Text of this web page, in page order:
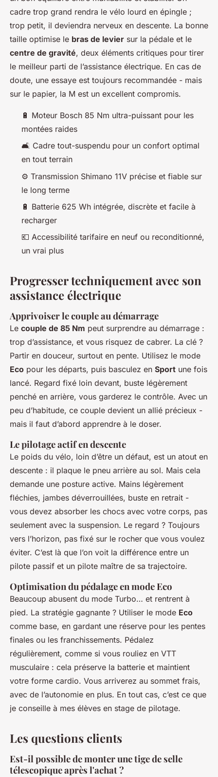
cadre trop grand rendra le vélo lourd en épingle ;
trop petit, il deviendra nerveux en descente. La bonne
taille optimise le bras de levier sur la pédale et le
centre de gravité, deux éléments critiques pour tirer
le meilleur parti de l’assistance électrique. En cas de
doute, une essaye est toujours recommandée - mais
sur le papier, la M est un excellent compromis.
🔋 Moteur Bosch 85 Nm ultra-puissant pour les
montées raides
🛋️ Cadre tout-suspendu pour un confort optimal
en tout terrain
⚙️ Transmission Shimano 11V précise et fiable sur
le long terme
🔋 Batterie 625 Wh intégrée, discrète et facile à
recharger
💶 Accessibilité tarifaire en neuf ou reconditionné,
un vrai plus
Progresser techniquement avec son
assistance électrique
Apprivoiser le couple au démarrage
Le couple de 85 Nm peut surprendre au démarrage :
trop d’assistance, et vous risquez de cabrer. La clé ?
Partir en douceur, surtout en pente. Utilisez le mode
Eco pour les départs, puis basculez en Sport une fois
lancé. Regard fixé loin devant, buste légèrement
penché en arrière, vous garderez le contrôle. Avec un
peu d’habitude, ce couple devient un allié précieux -
mais il faut d’abord apprendre à le doser.
Le pilotage actif en descente
Le poids du vélo, loin d’être un défaut, est un atout en
descente : il plaque le pneu arrière au sol. Mais cela
demande une posture active. Mains légèrement
fléchies, jambes déverrouillées, buste en retrait -
vous devez absorber les chocs avec votre corps, pas
seulement avec la suspension. Le regard ? Toujours
vers l’horizon, pas fixé sur le rocher que vous voulez
éviter. C’est là que l’on voit la différence entre un
pilote passif et un pilote maître de sa trajectoire.
Optimisation du pédalage en mode Eco
Beaucoup abusent du mode Turbo… et rentrent à
pied. La stratégie gagnante ? Utiliser le mode Eco
comme base, en gardant une réserve pour les pentes
finales ou les franchissements. Pédalez
régulièrement, comme si vous rouliez en VTT
musculaire : cela préserve la batterie et maintient
votre forme cardio. Vous arriverez au sommet frais,
avec de l’autonomie en plus. En tout cas, c’est ce que
je conseille à mes élèves en stage de pilotage.
Les questions clients
Est-il possible de monter une tige de selle
télescopique après l'achat ?